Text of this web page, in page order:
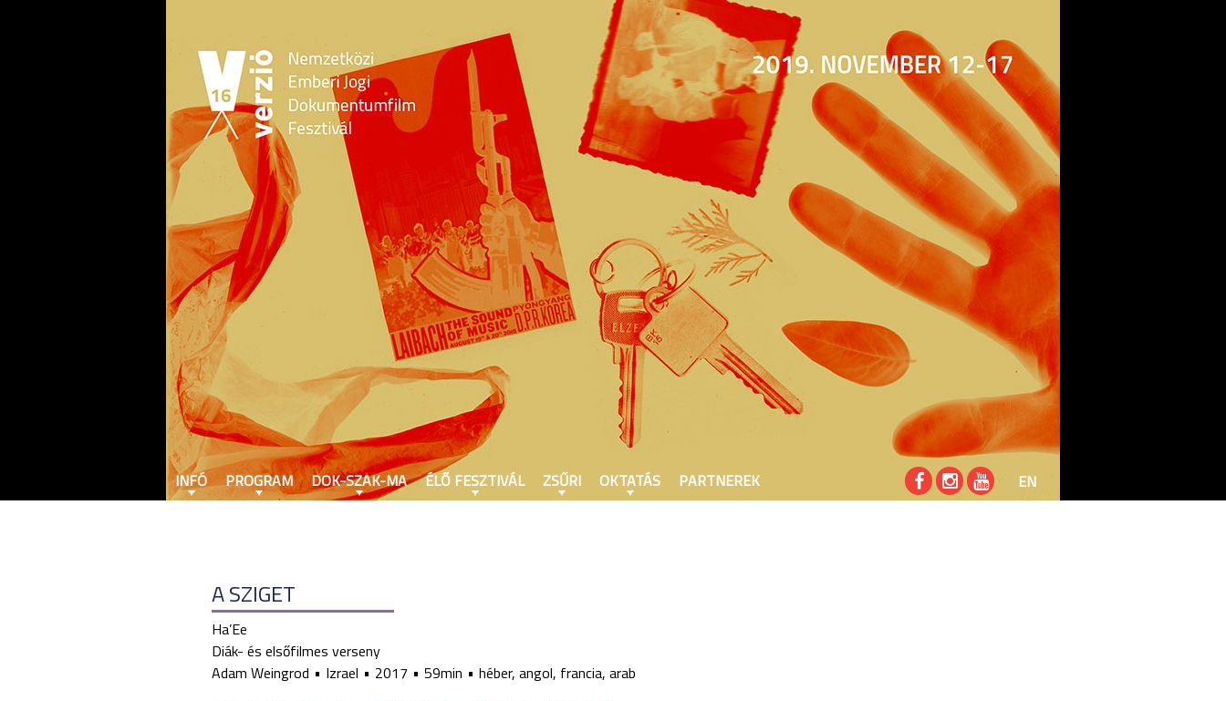
Jump to navigation
A SZIGET
Ha’Ee
Diák- és elsőfilmes verseny
Adam Weingrod
Izrael 2017 59min
héber, angol, francia, arab
INFÓ PROGRAM DOK-SZAK-MA ÉLŐ FESZTIVÁL ZSŰRI OKTATÁS PARTNEREK EN